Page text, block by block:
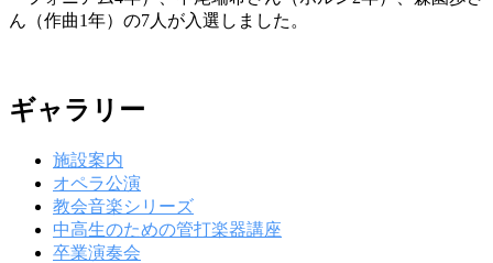
ん（作曲1年）の7人が入選しました。
ギャラリー
施設案内
オペラ公演
教会音楽シリーズ
中高生のための管打楽器講座
卒業演奏会